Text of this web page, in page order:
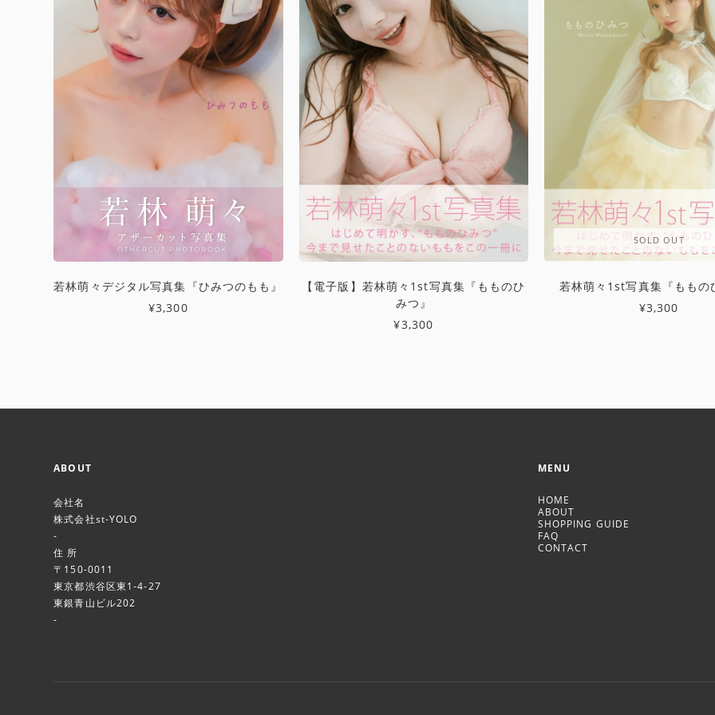
若林萌々デジタル写真集『ひみつのもも』
¥3,300
【電子版】若林萌々1st写真集『もものひ
みつ』
¥3,300
SOLD OUT
若林萌々1st写真集『ももの
¥3,300
ABOUT
会社名
株式会社st-YOLO
-
住 所
〒150-0011
東京都渋谷区東1-4-27
東銀青山ビル202
-
MENU
HOME
ABOUT
SHOPPING GUIDE
FAQ
CONTACT